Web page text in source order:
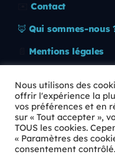
Contact
🦊 Qui sommes-nous
Mentions légales
🛡️ RGPD
Copyright © 2026
Nous utilisons des
offrir l'expérience la
vos préférences et en
sur « Tout accepter »,
TOUS les cookies.
« Paramètres des
consentement contrôlé.